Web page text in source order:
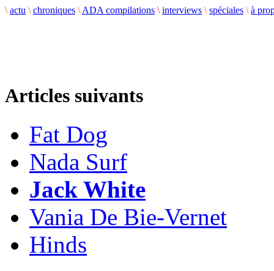
\ actu \ chroniques \ ADA compilations \ interviews \ spéciales \ à
Articles suivants
Fat Dog
Nada Surf
Jack White
Vania De Bie-Vernet
Hinds